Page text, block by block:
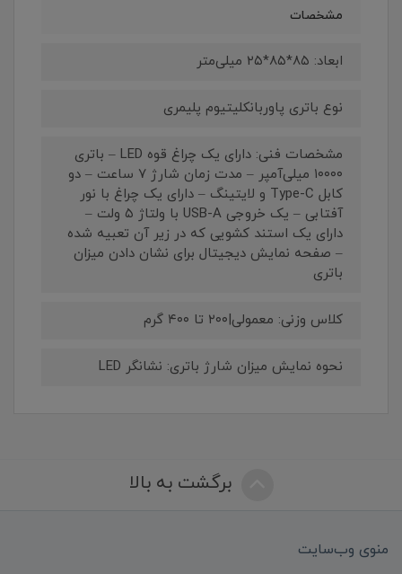
مشخصات
ابعاد: ۸۵*۸۵*۲۵ میلی‌متر
نوع باتری پاوربانکلیتیوم پلیمری
مشخصات فنی: دارای یک چراغ قوه LED – باتری
۱۰۰۰۰ میلی‌آمپر – مدت زمان شارژ ۷ ساعت – دو
کابل Type-C و لایتینگ – دارای یک چراغ با نور
آفتابی – یک خروجی USB-A با ولتاژ ۵ ولت –
دارای یک استند کشویی که در زیر آن تعبیه شده
– صفحه نمایش دیجیتال برای نشان دادن میزان
باتری
کلاس وزنی: معمولی|۲۰۰ تا ۴۰۰ گرم
نحوه نمایش میزان شارژ باتری: نشانگر LED
برگشت به بالا
منوی وب‌سایت